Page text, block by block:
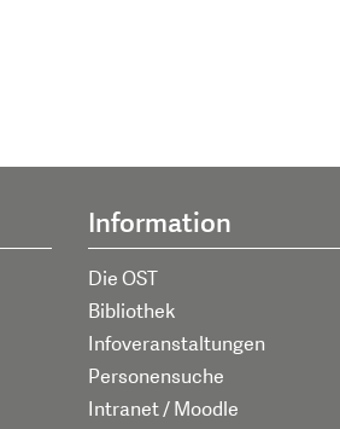
Information
Die OST
Bibliothek
Infoveranstaltungen
Personensuche
Intranet / Moodle